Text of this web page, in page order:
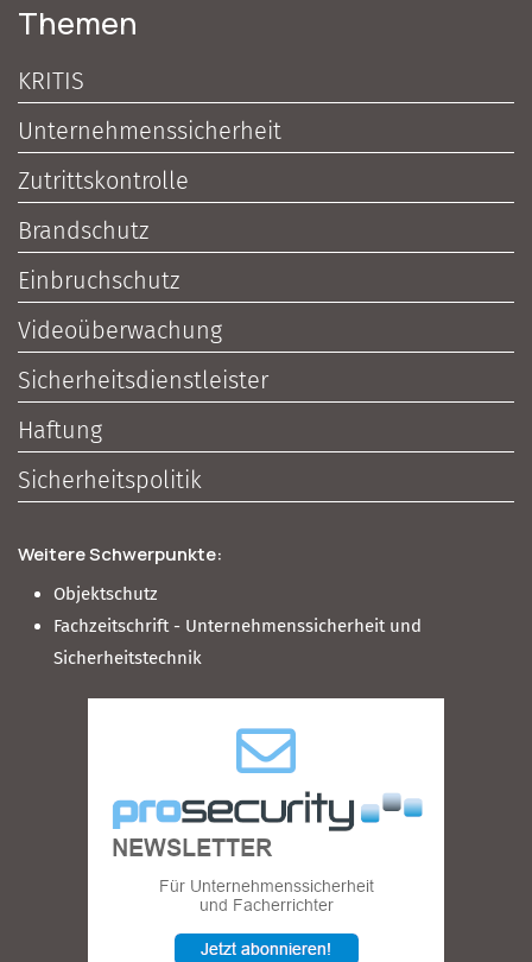
Themen
KRITIS
Unternehmenssicherheit
Zutrittskontrolle
Brandschutz
Einbruchschutz
Videoüberwachung
Sicherheitsdienstleister
Haftung
Sicherheitspolitik
Weitere Schwerpunkte:
Objektschutz
Fachzeitschrift - Unternehmenssicherheit und
Sicherheitstechnik